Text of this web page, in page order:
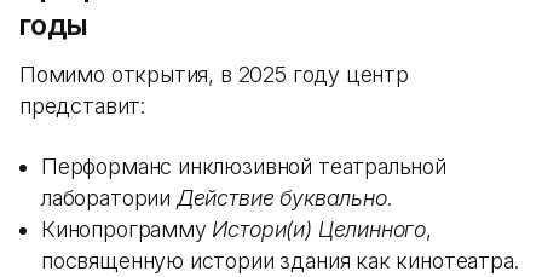
годы
Помимо открытия, в 2025 году центр
представит:
Перформанс инклюзивной театральной
лаборатории Действие буквально.
Кинопрограмму Истори(и) Целинного,
посвященную истории здания как кинотеатра.